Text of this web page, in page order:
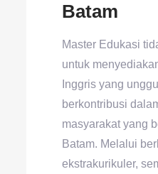
Batam
Master Edukasi
untuk
Inggris yang
berkontribusi
masyarakat yang
Batam. Melalui
ekstrakurikuler,